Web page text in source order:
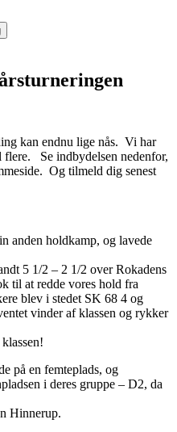
kan endnu lige nås. Vi har
flere. Se indbydelsen nedenfor,
Og tilmeld dig senest
anden holdkamp, og lavede
5 1/2 – 2 1/2 over Rokadens
til at redde vores hold fra
blev i stedet SK 68 4 og
vinder af klassen og rykker
på en femteplads, og
i deres gruppe – D2, da
Hinnerup.